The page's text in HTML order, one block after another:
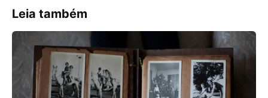
Leia também